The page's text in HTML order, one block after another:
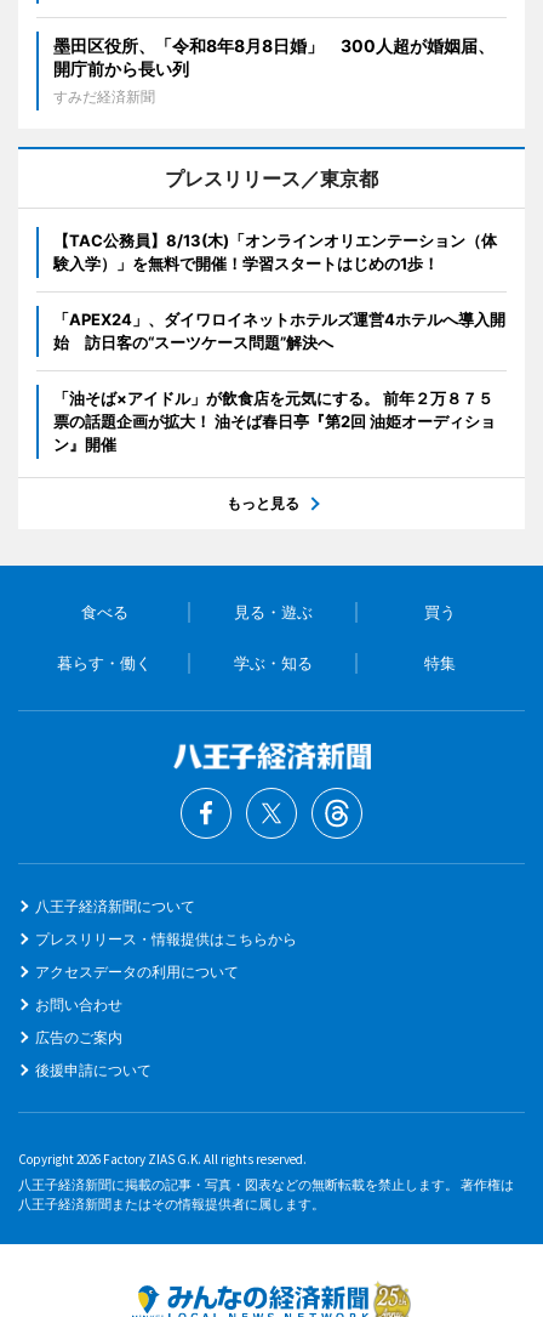
墨田区役所、「令和8年8月8日婚」 300人超が婚姻届、
開庁前から長い列
すみだ経済新聞
プレスリリース／東京都
【TAC公務員】8/13(木)「オンラインオリエンテーション（体
験入学）」を無料で開催！学習スタートはじめの1歩！
「APEX24」、ダイワロイネットホテルズ運営4ホテルへ導入開
始 訪日客の“スーツケース問題”解決へ
「油そば×アイドル」が飲食店を元気にする。 前年２万８７５
票の話題企画が拡大！ 油そば春日亭『第2回 油姫オーディショ
ン』開催
もっと見る
食べる 見る・遊ぶ 買う
暮らす・働く 学ぶ・知る 特集
八王子経済新聞について
プレスリリース・情報提供はこちらから
アクセスデータの利用について
お問い合わせ
広告のご案内
後援申請について
Copyright 2026 Factory ZIAS G.K. All rights reserved.
八王子経済新聞に掲載の記事・写真・図表などの無断転載を禁止します。 著作権は
八王子経済新聞またはその情報提供者に属します。